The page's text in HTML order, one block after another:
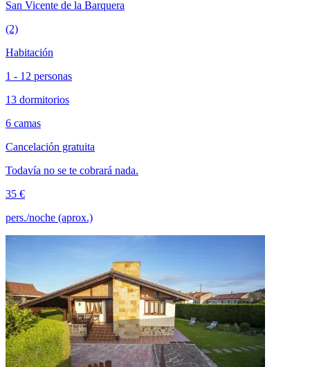
San Vicente de la Barquera
(2)
Habitación
1 - 12 personas
13 dormitorios
6 camas
Cancelación gratuita
Todavía no se te cobrará nada.
35 €
pers./noche (aprox.)